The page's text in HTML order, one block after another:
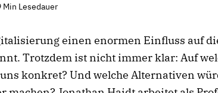
Lesedauer
einen enormen Einfluss auf
Trotzdem ist nicht immer klar: Auf
konkret? Und welche Alternativen